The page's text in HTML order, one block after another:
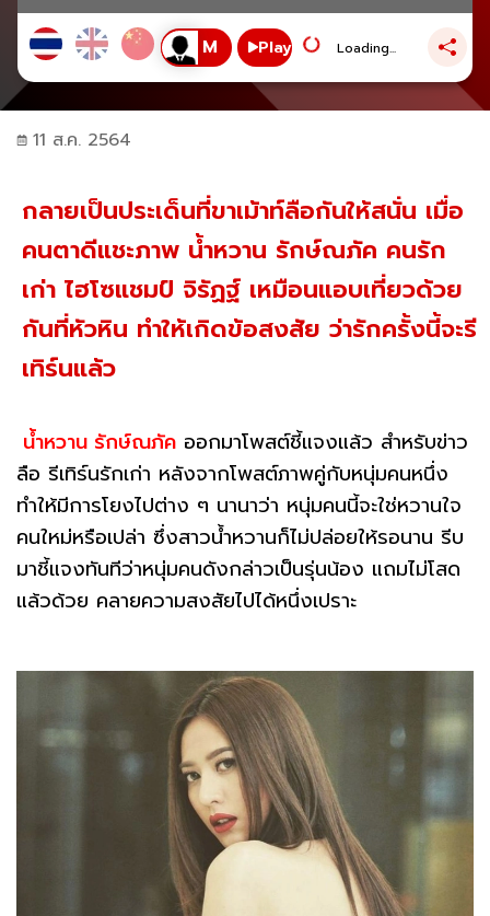
Play Loading...
11 ส.ค. 2564
กลายเป็นประเด็นที่ขาเม้าท์ลือกันให้สนั่น เมื่อ
คนตาดีแชะภาพ น้ำหวาน รักษ์ณภัค คนรัก
เก่า ไฮโซแชมป์ จิรัฏฐ์ เหมือนแอบเที่ยวด้วย
กันที่หัวหิน ทำให้เกิดข้อสงสัย ว่ารักครั้งนี้จะรี
เทิร์นแล้ว
น้ำหวาน รักษ์ณภัค ออกมาโพสต์ชี้แจงแล้ว สำหรับข่าว
ลือ รีเทิร์นรักเก่า หลังจากโพสต์ภาพคู่กับหนุ่มคนหนึ่ง
ทำให้มีการโยงไปต่าง ๆ นานาว่า หนุ่มคนนี้จะใช่หวานใจ
คนใหม่หรือเปล่า ซึ่งสาวน้ำหวานก็ไม่ปล่อยให้รอนาน รีบ
มาชี้แจงทันทีว่าหนุ่มคนดังกล่าวเป็นรุ่นน้อง แถมไม่โสด
แล้วด้วย คลายความสงสัยไปได้หนึ่งเปราะ